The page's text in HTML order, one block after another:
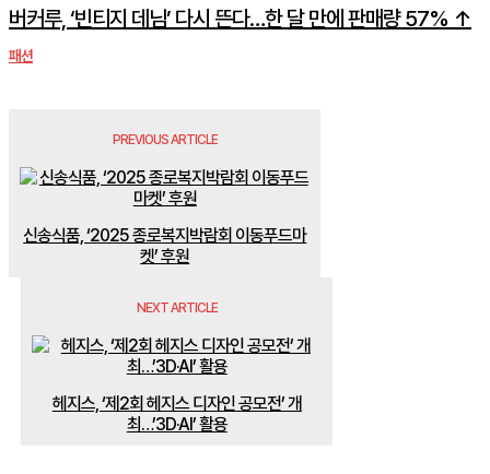
버커루, ‘빈티지 데님’ 다시 뜬다…한 달 만에 판매량 57% ↑
패션
PREVIOUS ARTICLE
신송식품, ‘2025 종로복지박람회 이동푸드마
켓’ 후원
NEXT ARTICLE
헤지스, ‘제2회 헤지스 디자인 공모전’ 개
최…’3D·AI’ 활용